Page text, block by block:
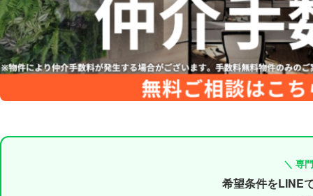
＼ 専
希望条件をLINE